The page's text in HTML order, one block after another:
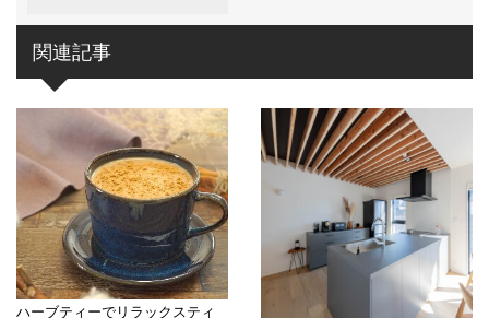
関連記事
ハーブティーでリラックスティ